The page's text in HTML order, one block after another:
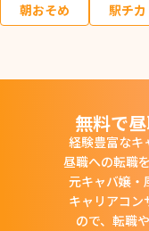
朝おそめ
駅チカ
無料で
経験豊富なキ
昼職への転職
元キャバ嬢・
キャリアコン
ので、 転職